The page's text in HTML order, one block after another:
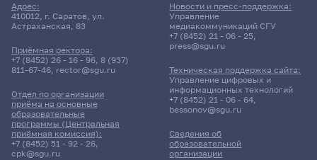
Адрес:
410012, г. Саратов, ул.
Астраханская, 83
Приёмная ректора:
+7 (8452) 26 - 16 - 96, 8 (937)
811-67-46, rector@sgu.ru
Отдел по организации
приёма на основные
образовательные
программы (Центральная
приёмная комиссия):
+7 (8452) 51 - 92 - 26,
cpk@sgu.ru
Сведения об
образовательной
организации
Новости и пресс-поддержка:
Управление
медиакоммуникаций СГУ
+7 (8452) 21 - 06 - 25,
press@sgu.ru
Техническая поддержка сайта:
Управление цифровых и
информационных технологий
+7 (8452) 21 - 06 - 64,
bessonov@sgu.ru